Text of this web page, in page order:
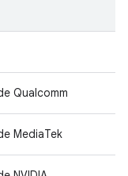
Qualcomm
MediaTek